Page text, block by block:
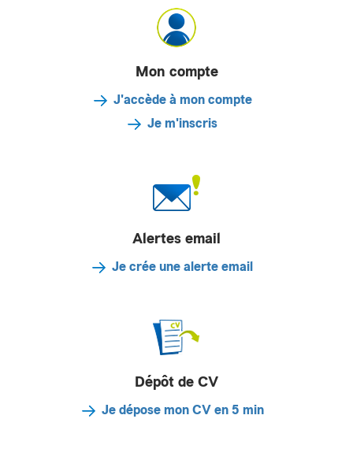
Mon compte
J'accède à mon compte
Je m'inscris
Alertes email
Je crée une alerte email
Dépôt de CV
Je dépose mon CV en 5 min